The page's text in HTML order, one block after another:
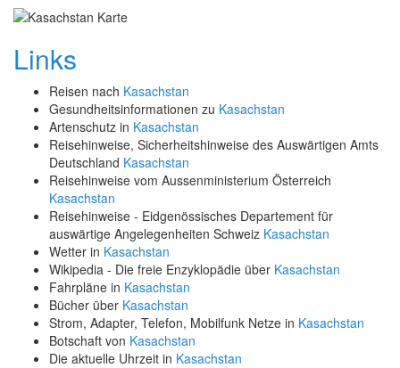
Links
Reisen nach Kasachstan
Gesundheitsinformationen zu Kasachstan
Artenschutz in Kasachstan
Reisehinweise, Sicherheitshinweise des Auswärtigen Amts
Deutschland Kasachstan
Reisehinweise vom Aussenministerium Österreich
Kasachstan
Reisehinweise - Eidgenössisches Departement für
auswärtige Angelegenheiten Schweiz Kasachstan
Wetter in Kasachstan
Wikipedia - Die freie Enzyklopädie über Kasachstan
Fahrpläne in Kasachstan
Bücher über Kasachstan
Strom, Adapter, Telefon, Mobilfunk Netze in Kasachstan
Botschaft von Kasachstan
Die aktuelle Uhrzeit in Kasachstan